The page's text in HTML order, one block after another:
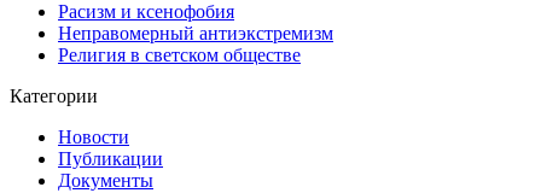
Расизм и ксенофобия
Неправомерный антиэкстремизм
Религия в светском обществе
Категории
Новости
Публикации
Документы